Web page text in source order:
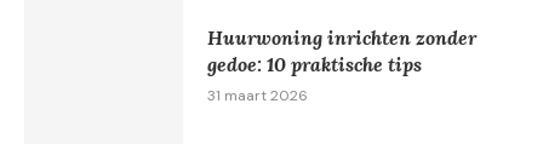
Huurwoning inrichten zonder
gedoe: 10 praktische tips
31 maart 2026